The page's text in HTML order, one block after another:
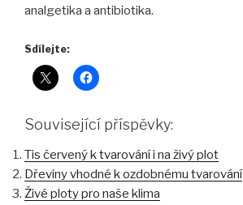
analgetika a antibiotika.
Sdílejte:
Související příspěvky:
Tis červený k tvarování i na živý plot
Dřeviny vhodné k ozdobnému tvarování
Živé ploty pro naše klima